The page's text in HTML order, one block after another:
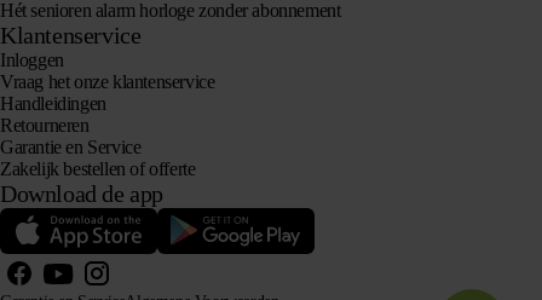
Hét senioren alarm horloge zonder abonnement
Klantenservice
Inloggen
Vraag het onze klantenservice
Handleidingen
Retourneren
Garantie en Service
Zakelijk bestellen of offerte
Download de app